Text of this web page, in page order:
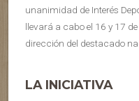
unanimidad de Interés
llevará a cabo el 16 y 17
dirección del destacado
LA INICIATIVA